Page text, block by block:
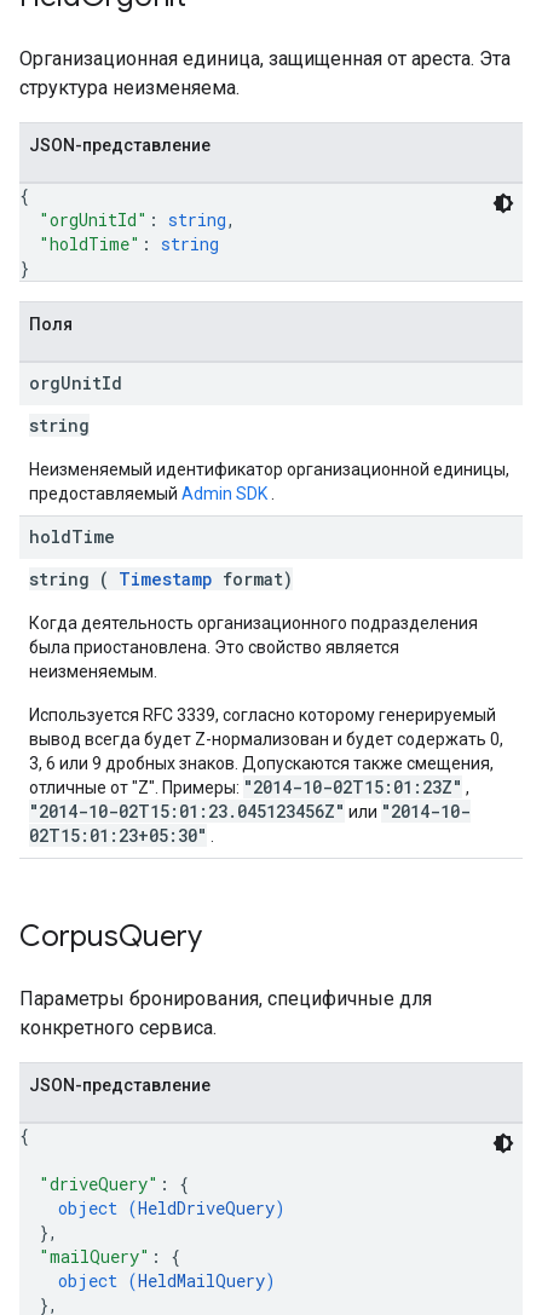
Организационная единица, защищенная от ареста. Эта
структура неизменяема.
JSON-представление
{
"orgUnitId" : string,
"holdTime" : string
}
Поля
orgUnitId
string
Неизменяемый идентификатор организационной единицы,
предоставляемый Admin SDK
holdTime
string ( Timestamp format)
Когда деятельность организационного подразделения
была приостановлена. Это свойство является
неизменяемым.
Используется RFC 3339, согласно которому генерируемый
вывод всегда будет Z-нормализован и будет содержать 0,
3, 6 или 9 дробных знаков. Допускаются также смещения,
отличные от "Z". Примеры: "2014-10-02T15:01:23Z" ,
"2014-10-02T15:01:23.045123456Z" или "2014-10-
02T15:01:23+05:30"
CorpusQuery
Параметры бронирования, специфичные для
конкретного сервиса.
JSON-представление
{
"driveQuery" : {
object (HeldDriveQuery)
},
"mailQuery" : {
object (HeldMailQuery)
},